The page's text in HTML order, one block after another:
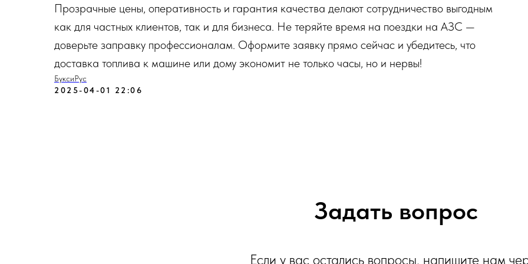
Прозрачные цены, оперативность и гарантия качества делают сотрудничество выгодным
как для частных клиентов, так и для бизнеса. Не теряйте время на поездки на АЗС —
доверьте заправку профессионалам. Оформите заявку прямо сейчас и убедитесь, что
доставка топлива к машине или дому экономит не только часы, но и нервы!
БуксиРус
2025-04-01 22:06
Задать вопрос
Если у вас остались вопросы, напишите нам